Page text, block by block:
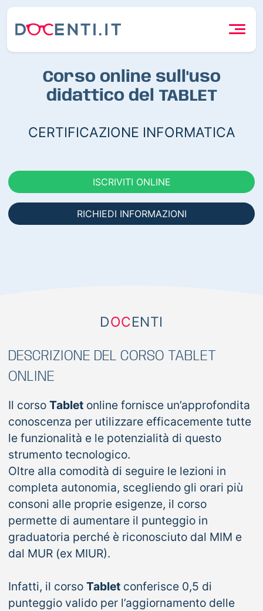
Corso online sull'uso
didattico del TABLET
CERTIFICAZIONE INFORMATICA
ISCRIVITI ONLINE
RICHIEDI INFORMAZIONI
DOCENTI
DESCRIZIONE DEL CORSO TABLET
ONLINE
Il corsoTablet online fornisce un’approfondita
conoscenza per utilizzare efficacemente tutte
le funzionalità e le potenzialità di questo
strumento tecnologico.
Oltre alla comodità di seguire le lezioni in
completa autonomia, scegliendo gli orari più
consoni alle proprie esigenze, il corso
permette di aumentare il punteggio in
graduatoria perché è riconosciuto dal MIM e
dal MUR (ex MIUR).
Infatti, il corsoTablet conferisce 0,5 di
punteggio valido per l’aggiornamento delle